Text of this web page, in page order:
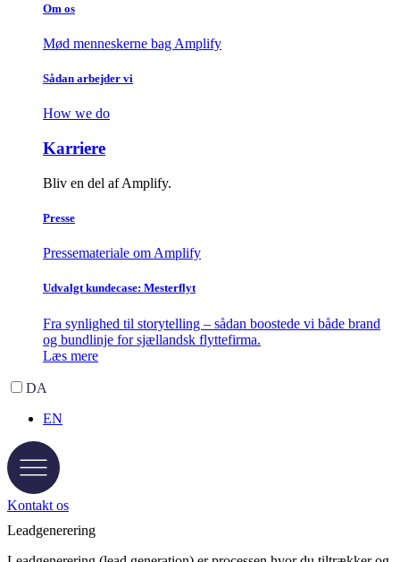
Om os
Mød menneskerne bag Amplify
Sådan arbejder vi
How we do
Karriere
Bliv en del af Amplify.
Presse
Pressemateriale om Amplify
Udvalgt kundecase: Mesterflyt
Fra synlighed til storytelling – sådan boostede vi både brand
og bundlinje for sjællandsk flyttefirma.
Læs mere
DA
EN
Kontakt os
Leadgenerering